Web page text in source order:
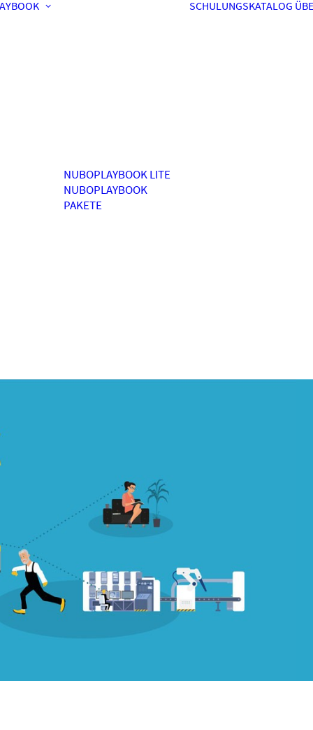
NUBOPLAYBOOK LITE
NUBOPLAYBOOK
PAKETE
SCHULUNGSKATALOG